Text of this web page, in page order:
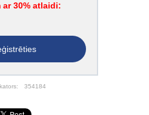
ar 30% atlaidi:
354184